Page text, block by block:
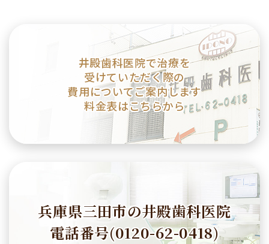
井殿歯科医院で治療を
受けていただく際の
費用についてご案内します
料金表はこちらから
兵庫県三田市の井殿歯科医院
電話番号(0120-62-0418)